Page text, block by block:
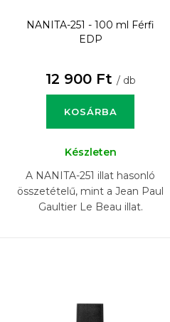
NANITA-251 - 100 ml
Férfi
EDP
12 900 Ft / db
KOSÁRBA
Készleten
A NANITA-251 illat hasonló
összetételű, mint a Jean Paul
Gaultier Le Beau illat.